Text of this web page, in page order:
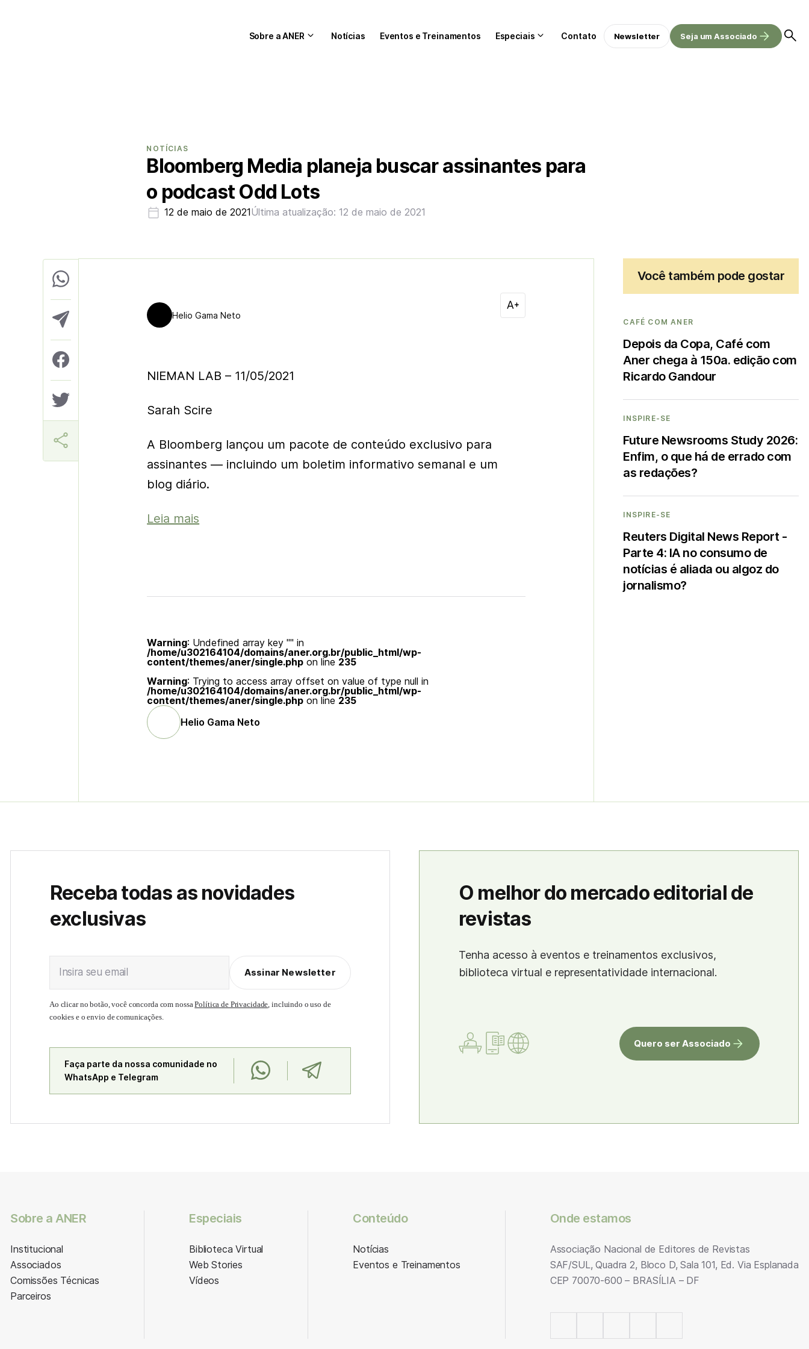
Sobre a ANER Notícias Eventos e Treinamentos Especiais Contato Newsletter Seja um Associado
NOTÍCIAS
Bloomberg Media planeja buscar assinantes para
o podcast Odd Lots
12 de maio de 2021Última atualização: 12 de maio de 2021
Helio Gama Neto
NIEMAN LAB – 11/05/2021
Sarah Scire
A Bloomberg lançou um pacote de conteúdo exclusivo para
assinantes — incluindo um boletim informativo semanal e um
blog diário.
Leia mais
Warning: Undefined array key "" in
/home/u302164104/domains/aner.org.br/public_html/wp-
content/themes/aner/single.php on line 235
Warning: Trying to access array offset on value of type null in
/home/u302164104/domains/aner.org.br/public_html/wp-
content/themes/aner/single.php on line 235
Helio Gama Neto
Você também pode gostar
CAFÉ COM ANER
Depois da Copa, Café com
Aner chega à 150a. edição com
Ricardo Gandour
INSPIRE-SE
Future Newsrooms Study 2026:
Enfim, o que há de errado com
as redações?
INSPIRE-SE
Reuters Digital News Report -
Parte 4: IA no consumo de
notícias é aliada ou algoz do
jornalismo?
Receba todas as novidades
exclusivas
Insira seu email Assinar Newsletter
Ao clicar no botão, você concorda com nossaPolítica de Privacidade, incluindo o uso de
cookies e o envio de comunicações.
Faça parte da nossa comunidade no
WhatsApp e Telegram
O melhor do mercado editorial de
revistas
Tenha acesso à eventos e treinamentos exclusivos,
biblioteca virtual e representatividade internacional.
Quero ser Associado
Sobre a ANER
Institucional
Associados
Comissões Técnicas
Parceiros
Especiais
Biblioteca Virtual
Web Stories
Vídeos
Conteúdo
Notícias
Eventos e Treinamentos
Onde estamos
Associação Nacional de Editores de Revistas
SAF/SUL, Quadra 2, Bloco D, Sala 101, Ed. Via Esplanada
CEP 70070-600 – BRASÍLIA – DF